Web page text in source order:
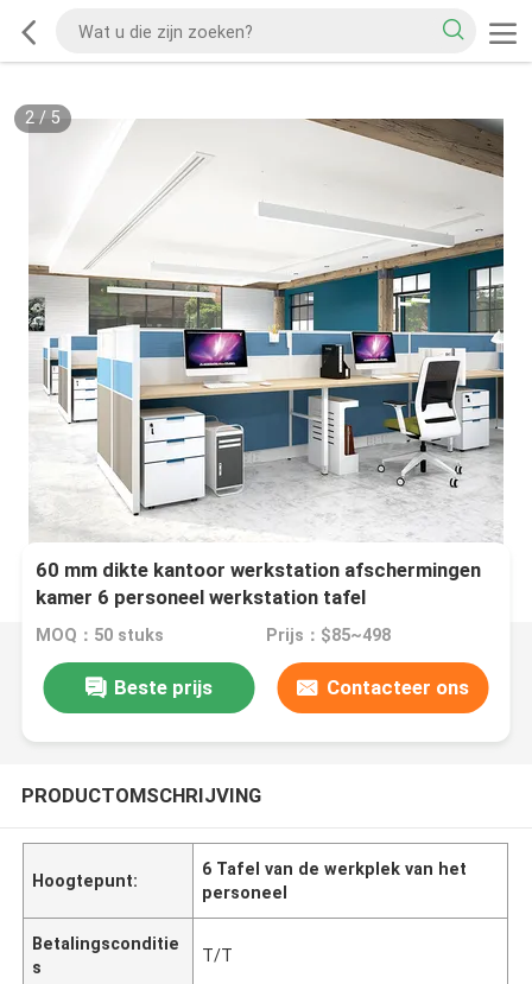
2/ 5
60 mm dikte kantoor werkstation afschermingen
kamer 6 personeel werkstation tafel
MOQ：50 stuks Prijs：$85~498
Beste prijs Contacteer ons
PRODUCTOMSCHRIJVING
Hoogtepunt:
6 Tafel van de werkplek van het
personeel
Betalingsconditie
s
T/T